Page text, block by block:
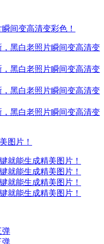
间变高清变彩色！
图片！